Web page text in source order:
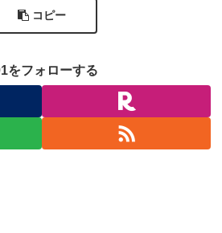
コピー
をフォローする